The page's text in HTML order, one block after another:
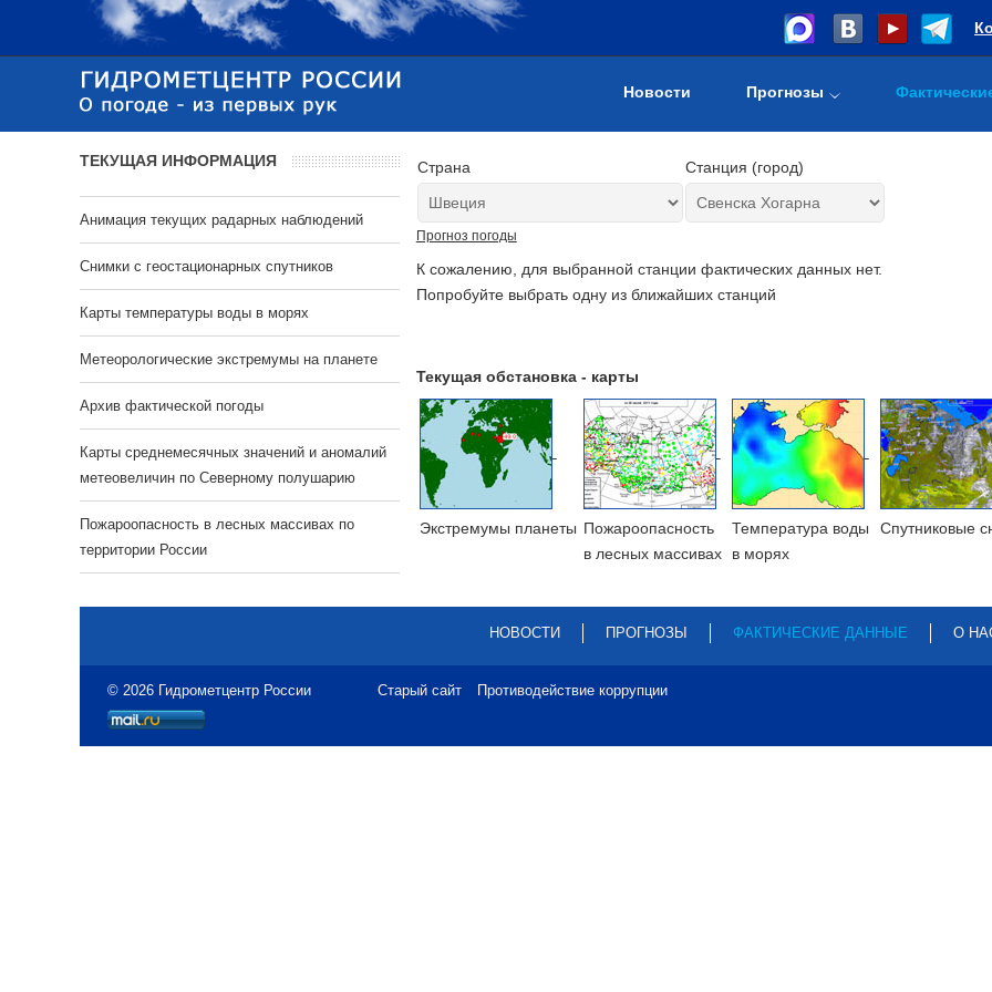
Новости Прогнозы
Страна Станция (город)
Прогноз погоды
К сожалению, для выбранной станции фактических данных нет.
Попробуйте выбрать одну из ближайших станций
Текущая обстановка - карты
Экстремумы планеты Пожароопасность
в лесных массивах
Температура воды
в морях
Cпутниковые
ТЕКУЩАЯ ИНФОРМАЦИЯ
Анимация текущих радарных наблюдений
Cнимки с геостационарных спутников
Карты температуры воды в морях
Метеорологические экстремумы на планете
Архив фактической погоды
Карты среднемесячных значений и аномалий
метеовеличин по Северному полушарию
Пожароопасность в лесных массивах по
территории России
НОВОСТИ ПРОГНОЗЫ ФАКТИЧЕСКИЕ ДАННЫЕ О
© 2026 Гидрометцентр России Старый сайт Противодействие коррупции